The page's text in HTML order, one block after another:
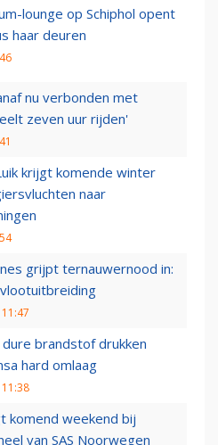
lounge op Schiphol opent
haar deuren
nu verbonden met
zeven uur rijden'
krijgt komende winter
naar
grijpt ternauwernood in:
dure brandstof drukken
hard omlaag
komend weekend bij
van SAS Noorwegen